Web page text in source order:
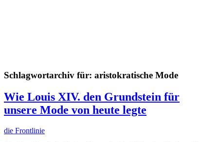
Schlagwortarchiv für: aristokratische Mode
Wie Louis XIV. den Grundstein für
unsere Mode von heute legte
die Frontlinie